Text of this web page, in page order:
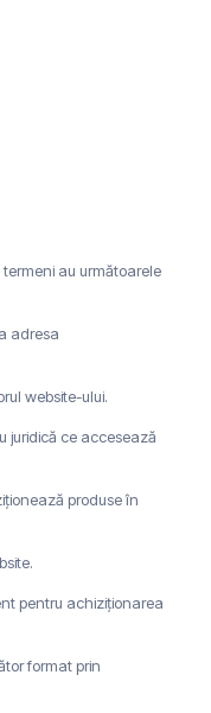
au următoarele
adresa
website-ului.
juridică ce accesează
produse în
pentru achiziționarea
format prin